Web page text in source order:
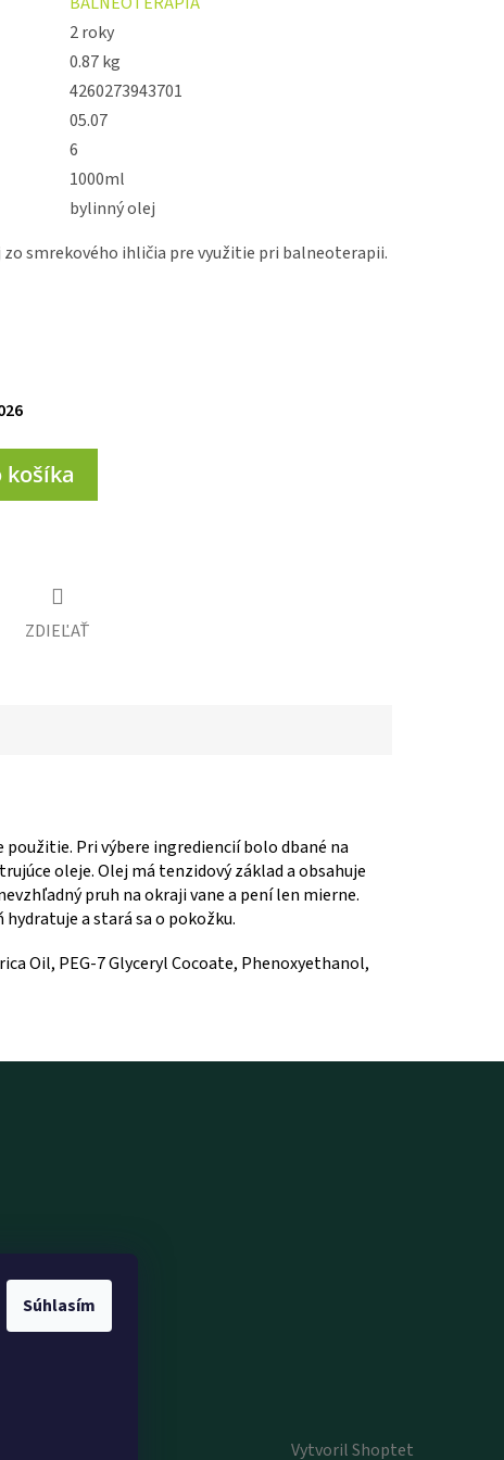
Súhlasím
2 roky
0.87 kg
4260273943701
05.07
6
1000ml
bylinný olej
smrekového ihličia pre využitie pri balneoterapii.
košíka
ZDIEĽAŤ
Pri výbere ingrediencií bolo dbané na
oleje. Olej má tenzidový základ a obsahuje
pruh na okraji vane a pení len mierne.
a stará sa o pokožku.
Oil, PEG-7 Glyceryl Cocoate, Phenoxyethanol,
Vytvoril Shoptet